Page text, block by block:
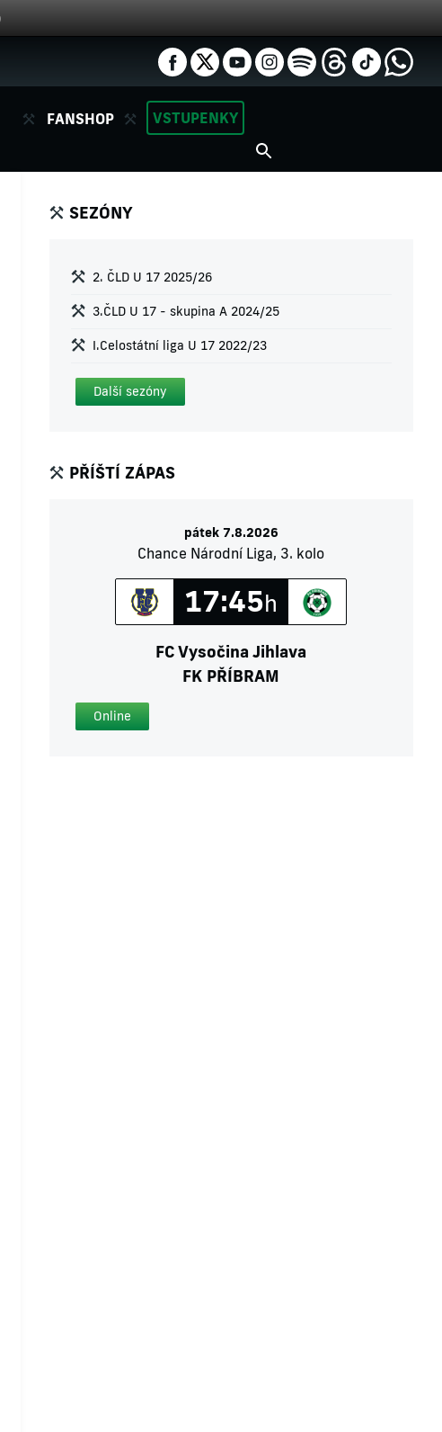
FANSHOP VSTUPENKY
SEZÓNY
2. ČLD U 17 2025/26
3.ČLD U 17 - skupina A 2024/25
I.Celostátní liga U 17 2022/23
Další sezóny
PŘÍŠTÍ ZÁPAS
pátek 7.8.2026
Chance Národní Liga, 3. kolo
17:45h
FC Vysočina Jihlava
FK PŘÍBRAM
Online